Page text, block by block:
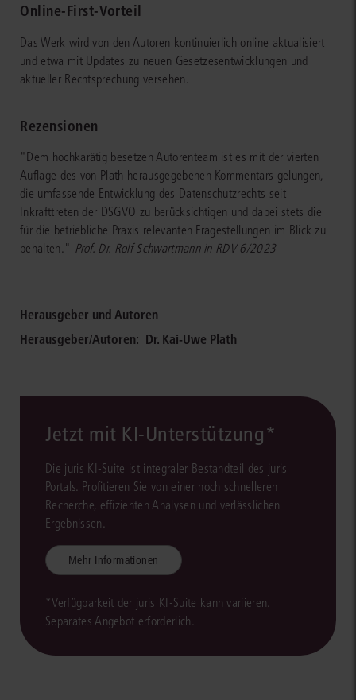
Online-First-Vorteil
Das Werk wird von den Autoren kontinuierlich online aktualisiert
und etwa mit Updates zu neuen Gesetzesentwicklungen und
aktueller Rechtsprechung versehen.
Rezensionen
"Dem hochkarätig besetzen Autorenteam ist es mit der vierten
Auflage des von Plath herausgegebenen Kommentars gelungen,
die umfassende Entwicklung des Datenschutzrechts seit
Inkrafttreten der DSGVO zu berücksichtigen und dabei stets die
für die betriebliche Praxis relevanten Fragestellungen im Blick zu
behalten." Prof. Dr. Rolf Schwartmann in RDV 6/2023
Herausgeber und Autoren
Herausgeber/Autoren: Dr. Kai-Uwe Plath
Jetzt mit KI-Unterstützung*
Die juris KI-Suite ist integraler Bestandteil des juris
Portals. Profitieren Sie von einer noch schnelleren
Recherche, effizienten Analysen und verlässlichen
Ergebnissen.
Mehr Informationen
*Verfügbarkeit der juris KI-Suite kann variieren.
Separates Angebot erforderlich.